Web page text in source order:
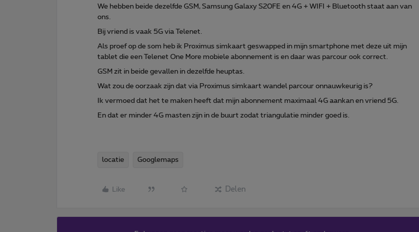
We hebben beide dezelfde GSM, Samsung Galaxy S20FE en 4G + WIFI + Bluetooth staat aan van
ons.
Bij vriend is vaak 5G via Telenet.
Als proef op de som heb ik Proximus simkaart geswapped in mijn smartphone met deze uit mijn
tablet die een Telenet One More mobiele abonnement is en daar was parcour ook correct.
GSM zit in beide gevallen in dezelfde heuptas.
Wat zou de oorzaak zijn dat via Proximus simkaart wandel parcour onnauwkeurig is?
Ik vermoed dat het te maken heeft dat mijn abonnement maximaal 4G aankan en vriend 5G.
En dat er minder 4G masten zijn in de buurt zodat triangulatie minder goed is.
locatie Googlemaps
Like Delen